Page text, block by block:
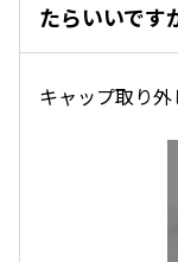
たらいいです
キャップ取り